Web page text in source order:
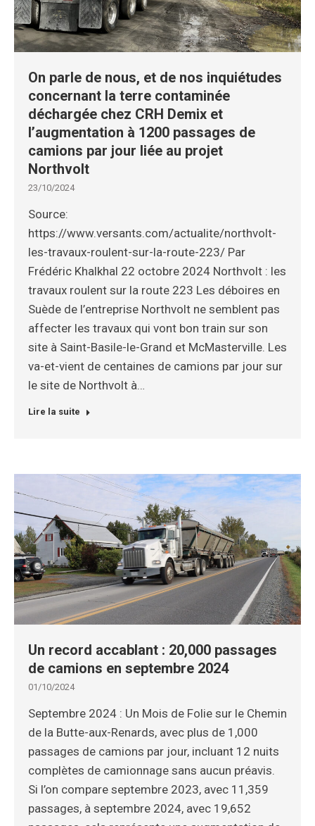
On parle de nous, et de nos inquiétudes
concernant la terre contaminée
déchargée chez CRH Demix et
l’augmentation à 1200 passages de
camions par jour liée au projet
Northvolt
23/10/2024
Source:
https://www.versants.com/actualite/northvolt-
les-travaux-roulent-sur-la-route-223/ Par
Frédéric Khalkhal 22 octobre 2024 Northvolt : les
travaux roulent sur la route 223 Les déboires en
Suède de l’entreprise Northvolt ne semblent pas
affecter les travaux qui vont bon train sur son
site à Saint-Basile-le-Grand et McMasterville. Les
va-et-vient de centaines de camions par jour sur
le site de Northvolt à…
Lire la suite
Un record accablant : 20,000 passages
de camions en septembre 2024
01/10/2024
Septembre 2024 : Un Mois de Folie sur le Chemin
de la Butte-aux-Renards, avec plus de 1,000
passages de camions par jour, incluant 12 nuits
complètes de camionnage sans aucun préavis.
Si l’on compare septembre 2023, avec 11,359
passages, à septembre 2024, avec 19,652